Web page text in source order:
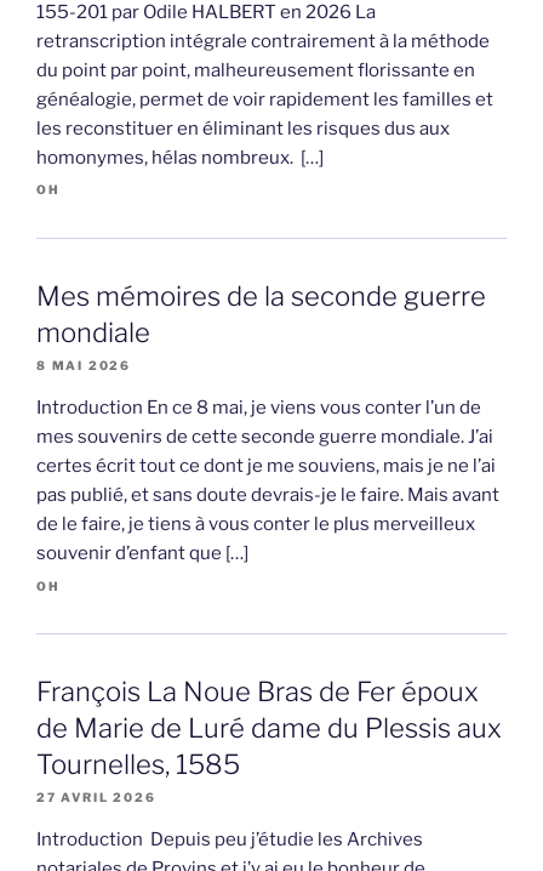
155-201 par Odile HALBERT en 2026 La
retranscription intégrale contrairement à la méthode
du point par point, malheureusement florissante en
généalogie, permet de voir rapidement les familles et
les reconstituer en éliminant les risques dus aux
homonymes, hélas nombreux. […]
OH
Mes mémoires de la seconde guerre
mondiale
8 MAI 2026
Introduction En ce 8 mai, je viens vous conter l’un de
mes souvenirs de cette seconde guerre mondiale. J’ai
certes écrit tout ce dont je me souviens, mais je ne l’ai
pas publié, et sans doute devrais-je le faire. Mais avant
de le faire, je tiens à vous conter le plus merveilleux
souvenir d’enfant que […]
OH
François La Noue Bras de Fer époux
de Marie de Luré dame du Plessis aux
Tournelles, 1585
27 AVRIL 2026
Introduction Depuis peu j’étudie les Archives